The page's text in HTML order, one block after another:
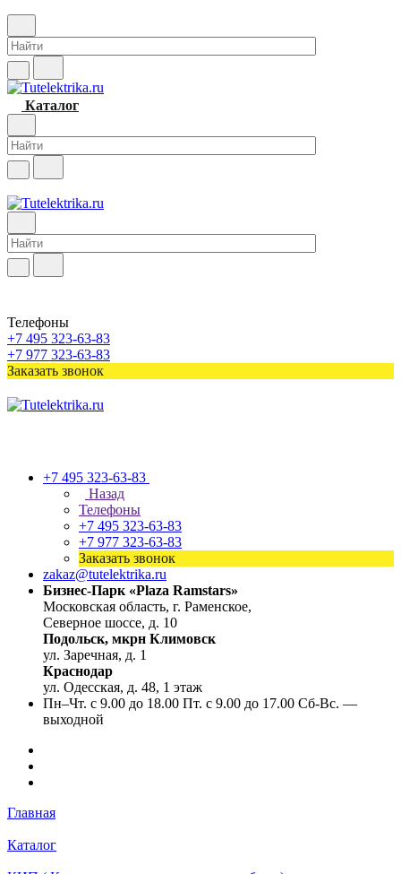
Каталог
Телефоны
+7 495 323-63-83
+7 977 323-63-83
Заказать звонок
+7 495 323-63-83
Назад
Телефоны
+7 495 323-63-83
+7 977 323-63-83
Заказать звонок
zakaz@tutelektrika.ru
Бизнес-Парк «Plaza Ramstars»
Московская область, г. Раменское,
Северное шоссе, д. 10
Подольск, мкрн Климовск
ул. Заречная, д. 1
Краснодар
ул. Одесская, д. 48, 1 этаж
Пн–Чт. с 9.00 до 18.00 Пт. с 9.00 до 17.00 Сб-Вс. —
выходной
Главная
Каталог